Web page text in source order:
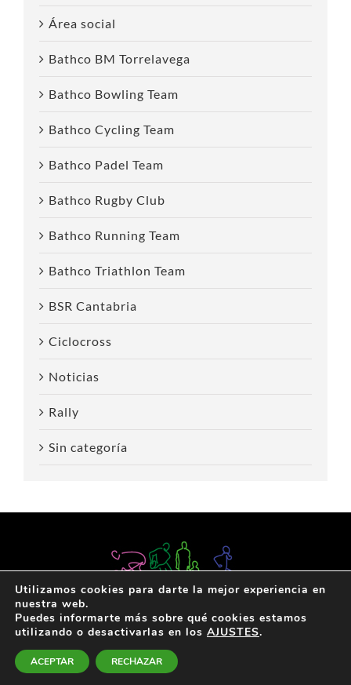
Área social
Bathco BM Torrelavega
Bathco Bowling Team
Bathco Cycling Team
Bathco Padel Team
Bathco Rugby Club
Bathco Running Team
Bathco Triathlon Team
BSR Cantabria
Ciclocross
Noticias
Rally
Sin categoría
Política de privacidad |
Utilizamos cookies para darte la mejor experiencia en
nuestra web.
Puedes informarte más sobre qué cookies estamos
utilizando o desactivarlas en los AJUSTES.
ACEPTAR RECHAZAR